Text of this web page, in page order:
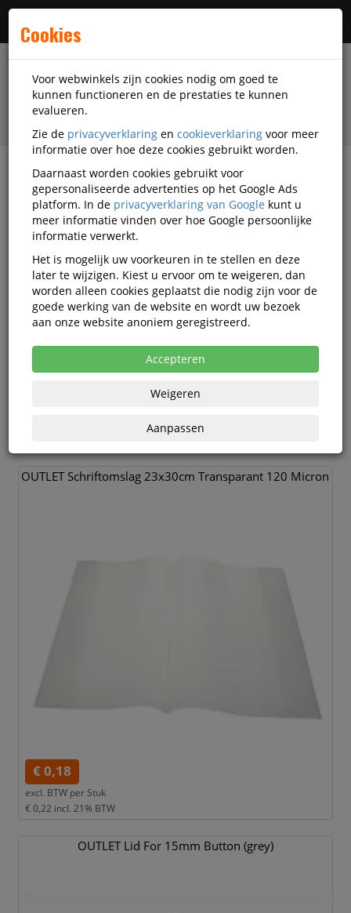
filter
Outlet
DiscountOffice.nl Outlet
Het betreft hier de laatste stuks van een aantal
artikelen in ons magazijn.
Zowel voor de prijs als leverbaarheid geldt OP=OP!
Uiteraard blijven de standaard garantievoorwaarden
van toepassing.
Prijs oplopend
OUTLET Schriftomslag 23x30cm Transparant 120 Micron
€ 0,18
excl. BTW per Stuk
€ 0,22 incl. 21% BTW
OUTLET Lid For 15mm Button (grey)
Cookies
Voor webwinkels zijn cookies nodig om goed te
kunnen functioneren en de prestaties te kunnen
evalueren.
Zie de privacyverklaring en cookieverklaring voor meer
informatie over hoe deze cookies gebruikt worden.
Daarnaast worden cookies gebruikt voor
gepersonaliseerde advertenties op het Google Ads
platform. In de privacyverklaring van Google kunt u
meer informatie vinden over hoe Google persoonlijke
informatie verwerkt.
Het is mogelijk uw voorkeuren in te stellen en deze
later te wijzigen. Kiest u ervoor om te weigeren, dan
worden alleen cookies geplaatst die nodig zijn voor de
goede werking van de website en wordt uw bezoek
aan onze website anoniem geregistreerd.
Accepteren
Weigeren
Aanpassen